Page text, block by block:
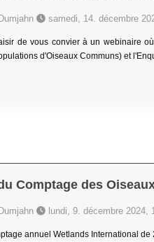
samedi, 14. décembre
de vous convier à un webinaire
d'Oiseaux Communs) et
Comptage des
lundi, 9. décembre 2024,
annuel Wetlands International de